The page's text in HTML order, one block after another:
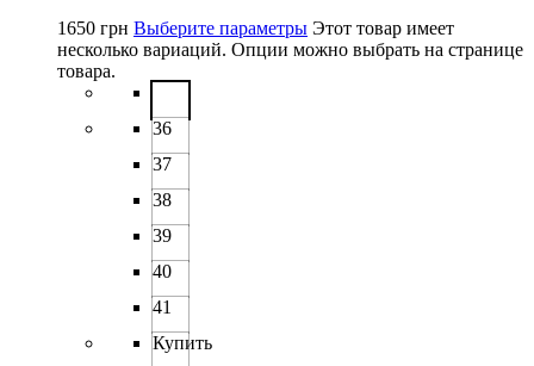
1650 грн Выберите параметры Этот товар имеет
несколько вариаций. Опции можно выбрать на странице
товара.
36
37
38
39
40
41
Купить